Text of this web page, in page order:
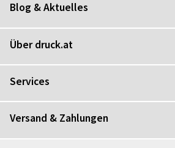
Blog & Aktuelles
Über druck.at
Services
Versand & Zahlungen